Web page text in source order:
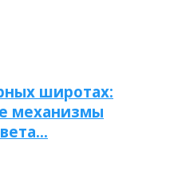
широтах:
механизмы